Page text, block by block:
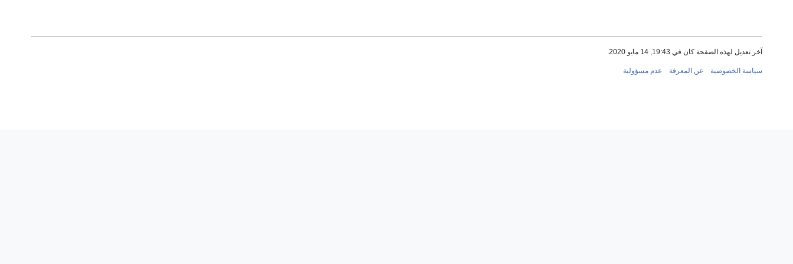
آخر تعديل لهذه الصفحة كان في 19:43, 14 مايو 2020.
سياسة الخصوصية عن المعرفة عدم مسؤولية